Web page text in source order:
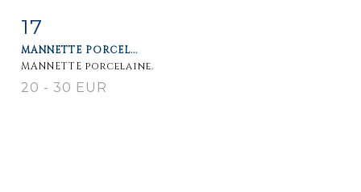
détaillée
17
MANNETTE PORCEL...
MANNETTE porcelaine.
20 - 30 EUR